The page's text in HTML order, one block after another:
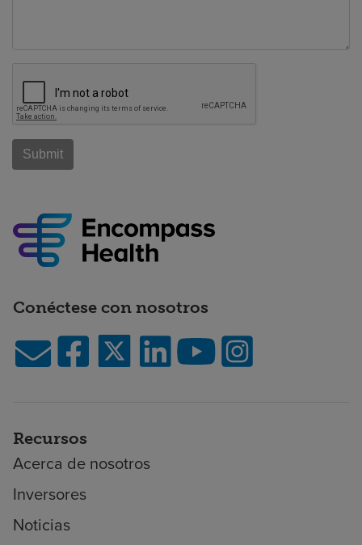
Conéctese con nosotros
Recursos
Acerca de nosotros
Inversores
Noticias